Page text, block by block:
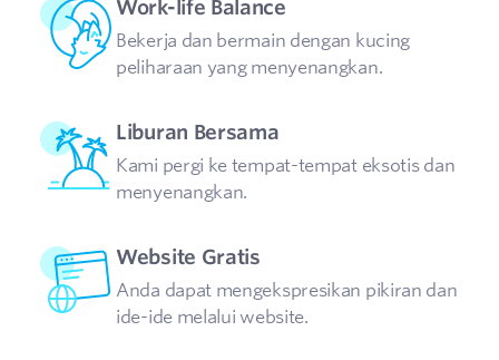
Work-life Balance
Bekerja dan bermain dengan kucing
peliharaan yang menyenangkan.
Liburan Bersama
Kami pergi ke tempat-tempat eksotis dan
menyenangkan.
Website Gratis
Anda dapat mengekspresikan pikiran dan
ide-ide melalui website.